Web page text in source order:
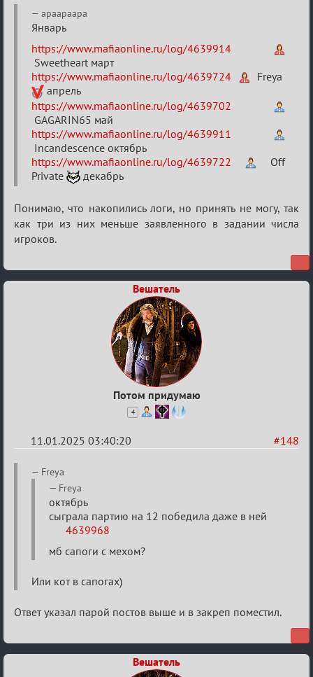
Re:
Двенадцать
месяцев
2025
apaapaapa
Январь
https://www.mafiaonline.ru/log/4639914
Sweetheart март
https://www.mafiaonline.ru/log/4639724
Freya
апрель
https://www.mafiaonline.ru/log/4639702
GAGARIN65 май
https://www.mafiaonline.ru/log/4639911
Incandescence октябрь
https://www.mafiaonline.ru/log/4639722
Off
Private
декабрь
Понимаю, что накопились логи, но принять не могу, так
как три из них меньше заявленного в задании числа
игроков.
Вешатель
Потом придумаю
4
#148
11.01.2025 03:40:20
Re:
Двенадцать
месяцев
2025
Freya
Freya
октябрь
сыграла партию на 12 победила даже в ней
4639968
мб сапоги с мехом?
Или кот в сапогах)
Ответ указал парой постов выше и в закреп поместил.
Вешатель